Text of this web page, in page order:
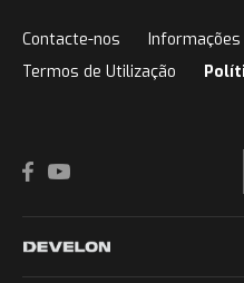
Contacte-nos
Informações
Termos de Utilização